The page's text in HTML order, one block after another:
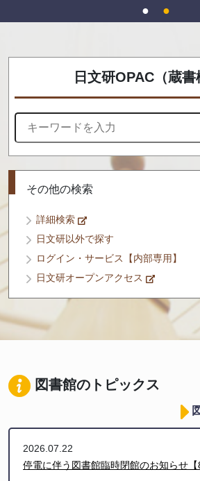
日文研OPAC（蔵書
その他の検索
詳細検索
日文研以外で探す
ログイン・サービス【内部専用】
日文研オープンアクセス
図書館のトピックス
2026.07.22
停電に伴う図書館臨時閉館のお知らせ【